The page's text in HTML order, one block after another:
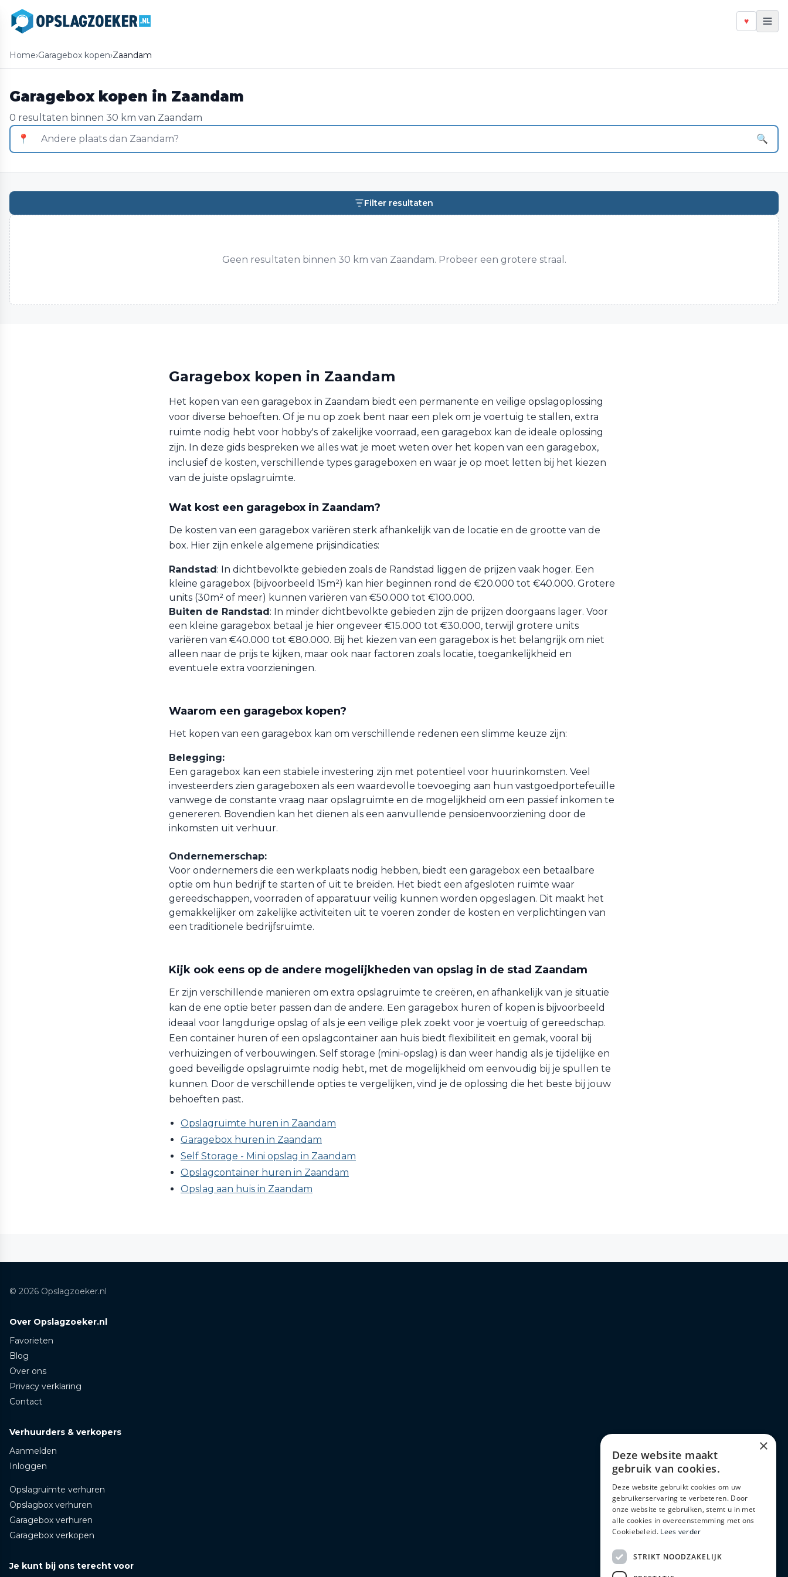
♥
Home›Garagebox kopen›Zaandam
Garagebox kopen in Zaandam
0 resultaten binnen 30 km van Zaandam
📍
🔍
Filter resultaten
Geen resultaten binnen 30 km van Zaandam. Probeer een grotere straal.
Garagebox kopen in Zaandam
Het kopen van een garagebox in Zaandam biedt een permanente en veilige opslagoplossing
voor diverse behoeften. Of je nu op zoek bent naar een plek om je voertuig te stallen, extra
ruimte nodig hebt voor hobby's of zakelijke voorraad, een garagebox kan de ideale oplossing
zijn. In deze gids bespreken we alles wat je moet weten over het kopen van een garagebox,
inclusief de kosten, verschillende types garageboxen en waar je op moet letten bij het kiezen
van de juiste opslagruimte.
Wat kost een garagebox in Zaandam?
De kosten van een garagebox variëren sterk afhankelijk van de locatie en de grootte van de
box. Hier zijn enkele algemene prijsindicaties:
Randstad: In dichtbevolkte gebieden zoals de Randstad liggen de prijzen vaak hoger. Een
kleine garagebox (bijvoorbeeld 15m²) kan hier beginnen rond de €20.000 tot €40.000. Grotere
units (30m² of meer) kunnen variëren van €50.000 tot €100.000.
Buiten de Randstad: In minder dichtbevolkte gebieden zijn de prijzen doorgaans lager. Voor
een kleine garagebox betaal je hier ongeveer €15.000 tot €30.000, terwijl grotere units
variëren van €40.000 tot €80.000. Bij het kiezen van een garagebox is het belangrijk om niet
alleen naar de prijs te kijken, maar ook naar factoren zoals locatie, toegankelijkheid en
eventuele extra voorzieningen.
Waarom een garagebox kopen?
Het kopen van een garagebox kan om verschillende redenen een slimme keuze zijn:
Belegging:
Een garagebox kan een stabiele investering zijn met potentieel voor huurinkomsten. Veel
investeerders zien garageboxen als een waardevolle toevoeging aan hun vastgoedportefeuille
vanwege de constante vraag naar opslagruimte en de mogelijkheid om een passief inkomen te
genereren. Bovendien kan het dienen als een aanvullende pensioenvoorziening door de
inkomsten uit verhuur.
Ondernemerschap:
Voor ondernemers die een werkplaats nodig hebben, biedt een garagebox een betaalbare
optie om hun bedrijf te starten of uit te breiden. Het biedt een afgesloten ruimte waar
gereedschappen, voorraden of apparatuur veilig kunnen worden opgeslagen. Dit maakt het
gemakkelijker om zakelijke activiteiten uit te voeren zonder de kosten en verplichtingen van
een traditionele bedrijfsruimte.
Kijk ook eens op de andere mogelijkheden van opslag in de stad Zaandam
Er zijn verschillende manieren om extra opslagruimte te creëren, en afhankelijk van je situatie
kan de ene optie beter passen dan de andere. Een garagebox huren of kopen is bijvoorbeeld
ideaal voor langdurige opslag of als je een veilige plek zoekt voor je voertuig of gereedschap.
Een container huren of een opslagcontainer aan huis biedt flexibiliteit en gemak, vooral bij
verhuizingen of verbouwingen. Self storage (mini-opslag) is dan weer handig als je tijdelijke en
goed beveiligde opslagruimte nodig hebt, met de mogelijkheid om eenvoudig bij je spullen te
kunnen. Door de verschillende opties te vergelijken, vind je de oplossing die het beste bij jouw
behoeften past.
Opslagruimte huren in Zaandam
Garagebox huren in Zaandam
Self Storage - Mini opslag in Zaandam
Opslagcontainer huren in Zaandam
Opslag aan huis in Zaandam
© 2026 Opslagzoeker.nl
Over Opslagzoeker.nl
Favorieten
Blog
Over ons
Privacy verklaring
Contact
Verhuurders & verkopers
Aanmelden
Inloggen
Opslagruimte verhuren
Opslagbox verhuren
Garagebox verhuren
Garagebox verkopen
Je kunt bij ons terecht voor
×
Deze website maakt
gebruik van cookies.
Deze website gebruikt cookies om uw
gebruikerservaring te verbeteren. Door
onze website te gebruiken, stemt u in met
alle cookies in overeenstemming met ons
Cookiebeleid. Lees verder
STRIKT NOODZAKELIJK